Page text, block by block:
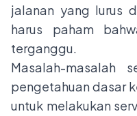
jalanan yang lurus
harus paham
terganggu.
Masalah-masalah
pengetahuan dasar
untuk melakukan